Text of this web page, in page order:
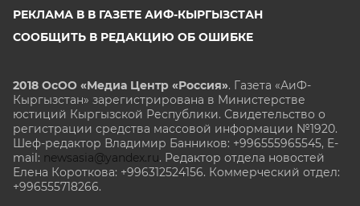
РЕКЛАМА В В ГАЗЕТЕ АИФ-КЫРГЫЗСТАН
СООБЩИТЬ В РЕДАКЦИЮ ОБ ОШИБКЕ
2018 ОсОО «Медиа Центр «Россия». Газета «АиФ-
Кыргызстан» зарегистрирована в Министерстве
юстиций Кыргызской Республики. Свидетельство о
регистрации средства массовой информации №1920.
Шеф-редактор Владимир Банников: +996555965545, E-
mail: newsasia@yandex.ru. Редактор отдела новостей
Елена Короткова: +996312524156. Коммерческий отдел:
+996555718266.